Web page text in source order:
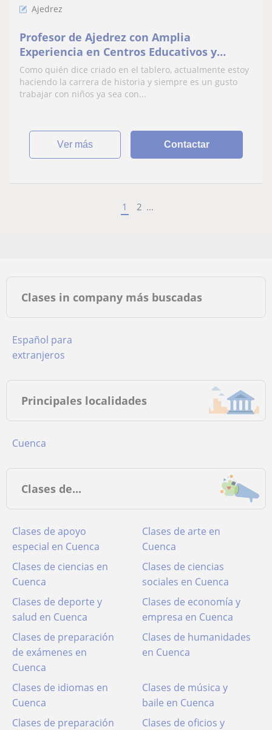
Ajedrez
Profesor de Ajedrez con Amplia
Experiencia en Centros Educativos y
Particulares
Como quién dice criado en el tablero, actualmente estoy
haciendo la carrera de historia y siempre es un gusto
trabajar con niños ya sea con...
ver más Contactar
1 2 ...
Clases in company más buscadas
Español para
extranjeros
Principales localidades
Cuenca
Clases de...
Clases de apoyo
especial en Cuenca
Clases de arte en
Cuenca
Clases de ciencias en
Cuenca
Clases de ciencias
sociales en Cuenca
Clases de deporte y
salud en Cuenca
Clases de economía y
empresa en Cuenca
Clases de preparación
de exámenes en
Cuenca
Clases de humanidades
en Cuenca
Clases de idiomas en
Cuenca
Clases de música y
baile en Cuenca
Clases de preparación
Clases de oficios y